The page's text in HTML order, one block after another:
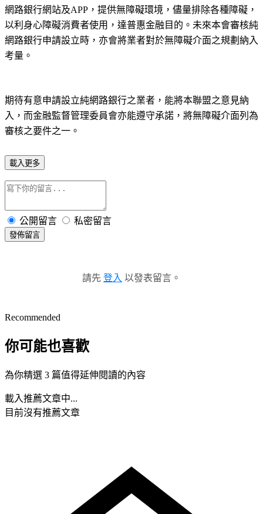
網路銀行網站及APP，提供無障礙環境，儘量排除各種障礙，
以利身心障礙消費者使用，達普惠金融目的。未來本會審核純
網路銀行申請設立時，亦會將業者對於無障礙介面之規劃納入
考量。
期待有意申請設立純網路銀行之業者，能將本聯盟之意見納
入，而金融監督管理委員會亦能遵守承諾，將無障礙介面列為
審核之要件之一。
載入更多
公開留言 私密留言
發佈留言
請先 登入 以發表留言。
Recommended
你可能也喜歡
為你精選 3 篇值得延伸閱讀的內容
載入推薦文章中...
目前沒有推薦文章